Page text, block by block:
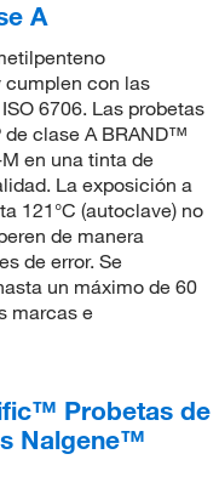
A
cumplen con las
6706. Las probetas
de clase A BRAND™
en una tinta de
La exposición a
121°C (autoclave) no
de manera
de error. Se
un máximo de 60
marcas e
Probetas de
Nalgene™